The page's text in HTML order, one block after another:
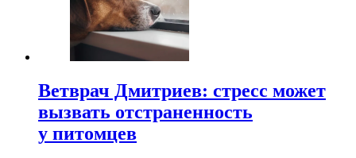
Ветврач Дмитриев: стресс может
вызвать отстраненность
у питомцев